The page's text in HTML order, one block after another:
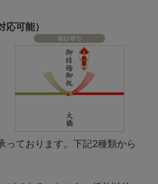
可能）
っております。下記2種類から